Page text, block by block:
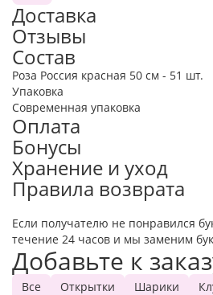
Доставка
Отзывы
Состав
Роза Россия красная 50 см - 51 шт.
Упаковка
Современная упаковка
Оплата
Бонусы
Хранение и уход
Правила возврата
Если получателю не понравился
течение 24 часов и мы заменим
Добавьте к
Все Открытки Шарики